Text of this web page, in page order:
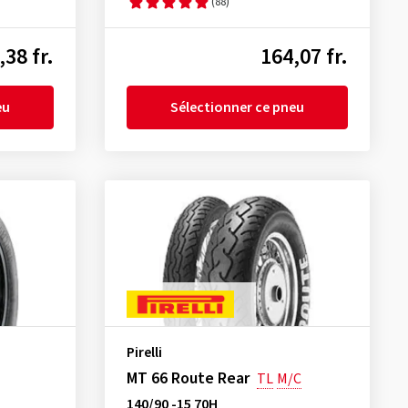
fr. 164,07 fr.
Sélectionner ce pneu
Pirelli
MT 66 Route Rear TL M/C